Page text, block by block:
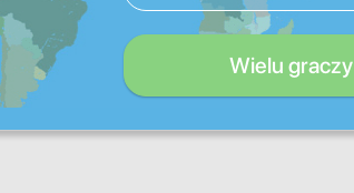
Wielu graczy